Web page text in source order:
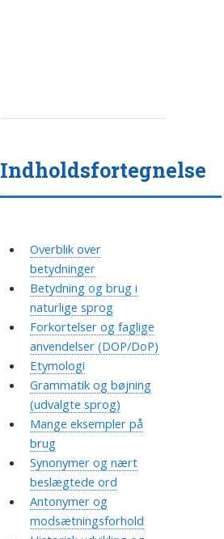
Indholdsfortegnelse
Overblik over
betydninger
Betydning og brug i
naturlige sprog
Forkortelser og faglige
anvendelser (DOP/DoP)
Etymologi
Grammatik og bøjning
(udvalgte sprog)
Mange eksempler på
brug
Synonymer og nært
beslægtede ord
Antonymer og
modsætningsforhold